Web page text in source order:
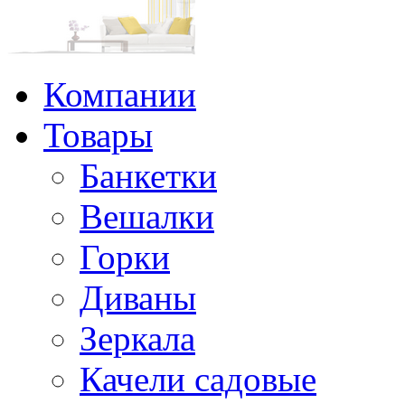
Компании
Товары
Банкетки
Вешалки
Горки
Диваны
Зеркала
Качели садовые